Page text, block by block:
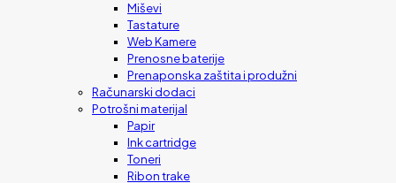
Miševi
Tastature
Web Kamere
Prenosne baterije
Prenaponska zaštita i produžni
Računarski dodaci
Potrošni materijal
Papir
Ink cartridge
Toneri
Ribon trake